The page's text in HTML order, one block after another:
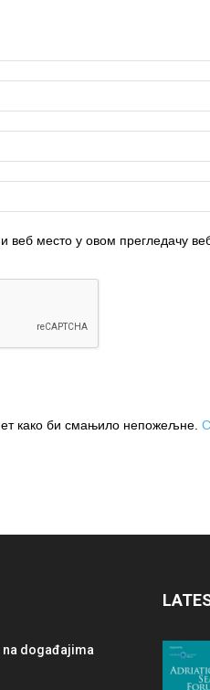
веб место у овом прегледачу
како би смањило непожељне.
događajima